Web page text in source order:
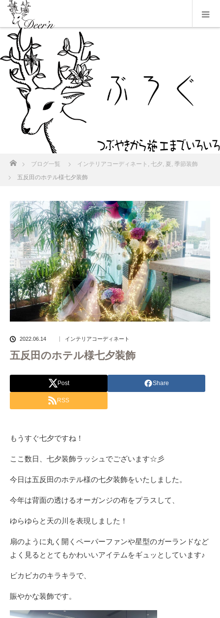
ブログ一覧 インテリアコーディネート , 七夕, 夏 , 季節装飾
五反田のホテル様七夕装飾
2022.06.14 インテリアコーディネート
五反田のホテル様七夕装飾
Post Share
RSS
もうすぐ七夕ですね！
ここ数日、七夕装飾ラッシュでございます☆彡
今日は五反田のホテル様の七夕装飾をいたしました。
今年は背面の透けるオーガンジの布をプラスして、
ゆらゆらと天の川を表現しました！
扇のように丸く開くペーパーファンや星型のガーランドなど
よく見るととてもかわいいアイテムをギュッとしています♪
ビカビカのキラキラで、
賑やかな装飾です。